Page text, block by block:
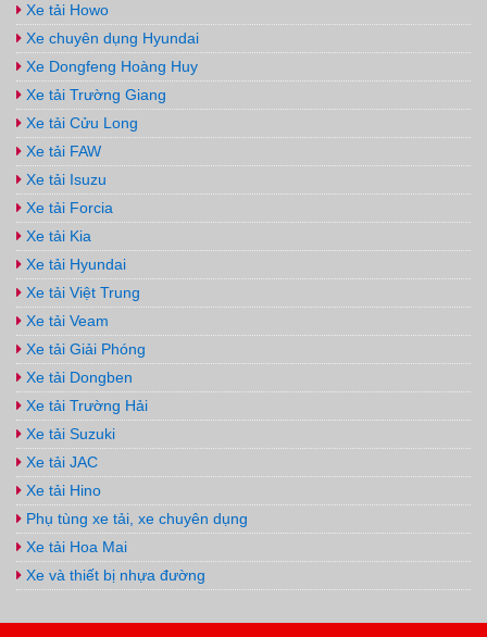
Xe tải Howo
Xe chuyên dụng Hyundai
Xe Dongfeng Hoàng Huy
Xe tải Trường Giang
Xe tải Cửu Long
Xe tải FAW
Xe tải Isuzu
Xe tải Forcia
Xe tải Kia
Xe tải Hyundai
Xe tải Việt Trung
Xe tải Veam
Xe tải Giải Phóng
Xe tải Dongben
Xe tải Trường Hải
Xe tải Suzuki
Xe tải JAC
Xe tải Hino
Phụ tùng xe tải, xe chuyên dụng
Xe tải Hoa Mai
Xe và thiết bị nhựa đường